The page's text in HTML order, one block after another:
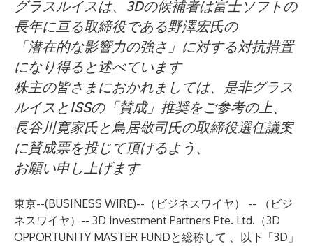
グラスルイスは、3Dの候補者は富士ソフトの
長年に亘る取締役である野澤宏氏の
「潜在的な影響力の強さ」に対する対抗措置
になり得ると述べています
株主の皆さまにおかれましては、是非グラス
ルイスとISSの「賛成」推奨をご参考の上、
長谷川寛家氏と鳥居敬司氏の取締役選任議案
に賛成票を投じて頂けるよう、
お願い申し上げます
東京--(BUSINESS WIRE)-- （ビジネスワイヤ） -- （ビジ
ネスワイヤ）-- 3D Investment Partners Pte. Ltd.（3D
OPPORTUNITY MASTER FUNDと総称して 、以下「3D」